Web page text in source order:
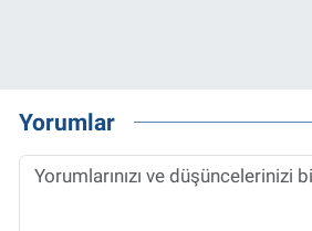
Yorumlar